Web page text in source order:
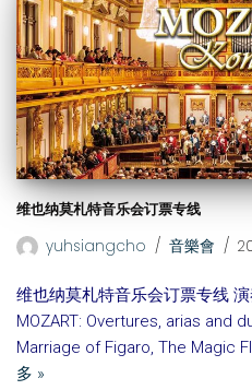
维也纳莫札特音乐会订票专线
yuhsiangcho
音樂會
维也纳莫札特音乐会订票专线
MOZART: Overtures, arias and
Marriage of Figaro, The Magic
多 »